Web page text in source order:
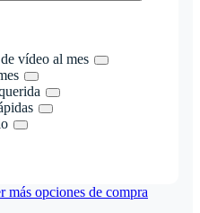
vídeo al mes
más opciones de compra